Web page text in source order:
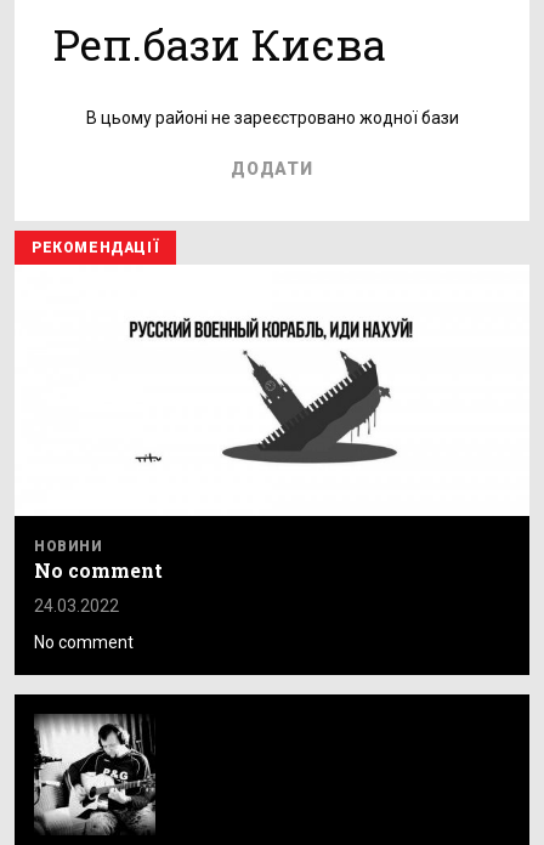
Реп.бази Києва
В цьому районі не зареєстровано жодної бази
ДОДАТИ
РЕКОМЕНДАЦІЇ
НОВИНИ
No comment
24.03.2022
No comment